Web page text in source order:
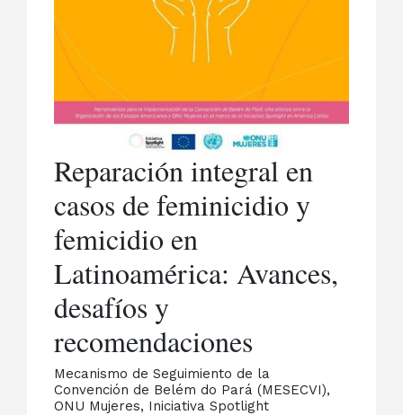
Reparación integral en
casos de feminicidio y
femicidio en
Latinoamérica: Avances,
desafíos y
recomendaciones
Mecanismo de Seguimiento de la
Convención de Belém do Pará (MESECVI),
ONU Mujeres, Iniciativa Spotlight